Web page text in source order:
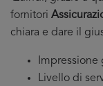
fornitori
chiara e dare il
Livello di